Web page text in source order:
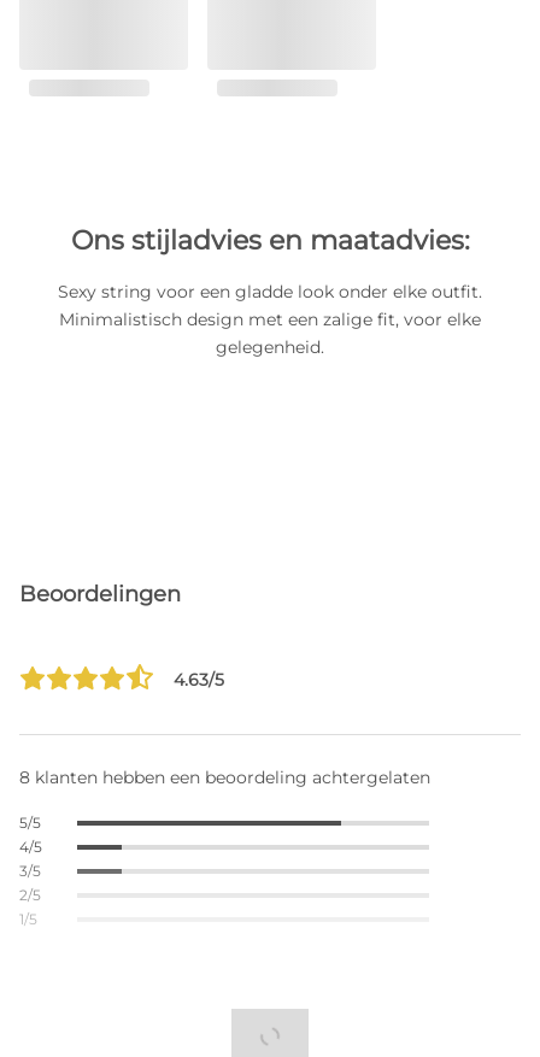
Ons stijladvies en maatadvies:
Sexy string voor een gladde look onder elke outfit.
Minimalistisch design met een zalige fit, voor elke
gelegenheid.
Beoordelingen
4.63/5
8 klanten hebben een beoordeling achtergelaten
5/5
4/5
3/5
2/5
1/5